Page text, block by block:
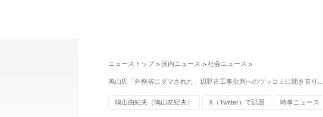
ニューストップ > 国内ニュース > 社会ニュース >
鳩山氏「外務省にダマされた」辺野古工事批判へのツッコミに開き直り…
鳩山由紀夫（鳩山友紀夫） X（Twitter）で話題 時事ニュース